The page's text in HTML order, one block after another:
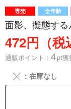
専売 全年齢
面影、擬態する
472円（税
通販ポイント： 4pt獲
╳ ：在庫なし